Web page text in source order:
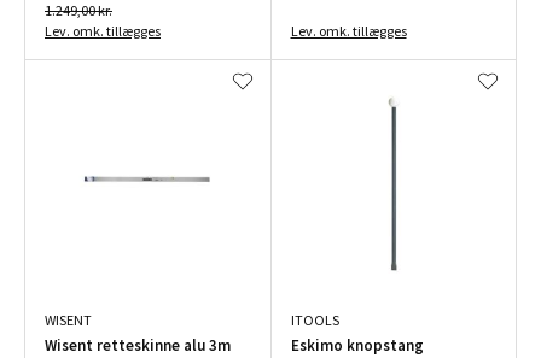
1.249,00 kr.
Lev. omk. tillægges
Lev. omk. tillægges
WISENT
Wisent retteskinne alu 3m
ITOOLS
Eskimo knopstang